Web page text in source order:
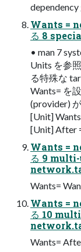
Wants =
る 8
• man 7
Units を参
る特殊な
Wants= を
(provider)
[Unit]
[Unit] After
Wants =
る 9
Wants=
Wants =
る 10
Wants=